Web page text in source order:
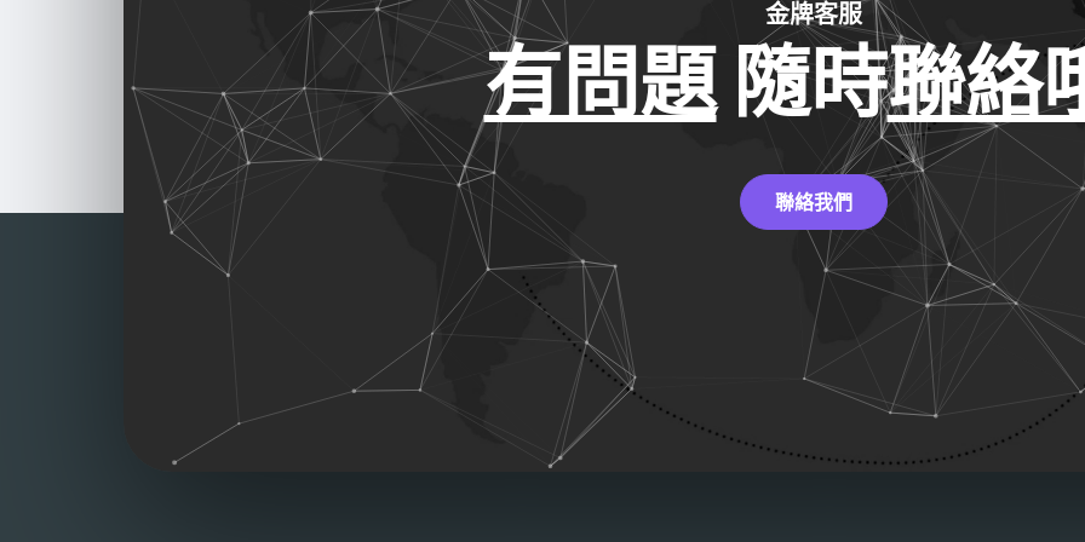
金牌客服
有問題隨時聯絡
聯絡我們